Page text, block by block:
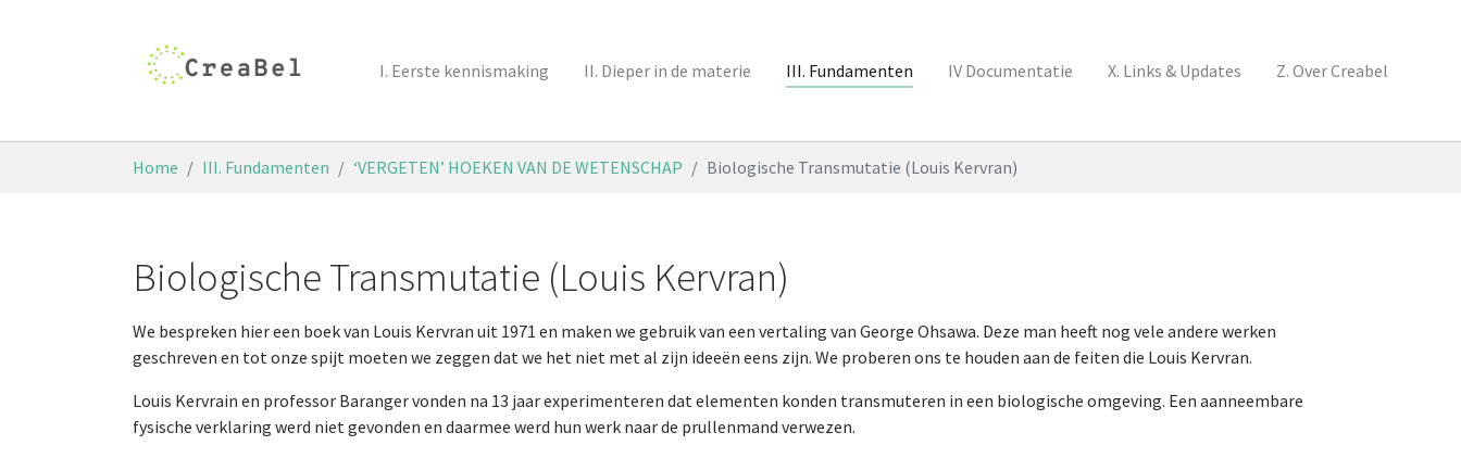
I. Eerste kennismaking II. Dieper in de materie III. Fundamenten IV Documentatie X. Links & Updates Z. Over Creabel
Home III. Fundamenten ‘VERGETEN’ HOEKEN VAN DE WETENSCHAP Biologische Transmutatie (Louis Kervran)
Biologische Transmutatie (Louis Kervran)
We bespreken hier een boek van Louis Kervran uit 1971 en maken we gebruik van een vertaling van George Ohsawa. Deze man heeft nog vele andere werken
geschreven en tot onze spijt moeten we zeggen dat we het niet met al zijn ideeën eens zijn. We proberen ons te houden aan de feiten die Louis Kervran.
Louis Kervrain en professor Baranger vonden na 13 jaar experimenteren dat elementen konden transmuteren in een biologische omgeving. Een aanneembare
fysische verklaring werd niet gevonden en daarmee werd hun werk naar de prullenmand verwezen.